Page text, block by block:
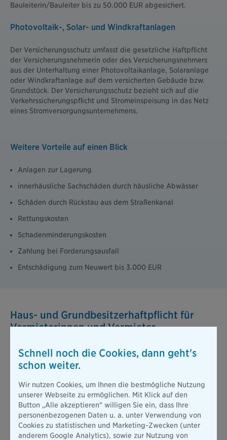
Bauleiterin/Bauleiter bis zu 50.000 EUR abgesichert.
Photovoltaik-, Solar- und Windkraftanlagen
Der Versicherungsschutz umfasst die gesetzliche Haftpflicht
der Versicherungsnehmerin oder des Versicherungsnehmers
aus der Unterhaltung einer Photovoltaikanlage, Solaranlage
oder Windkraftanlage auf dem versicherten Gebäude bzw.
Grundstück. Der Versicherungsschutz bezieht sich auf die
Verkehrssicherungspflicht und Stromeinspeisung in das Netz
eines Stromversorgungsunternehmens.
Weitere Vorteile auf einen Blick
Anlagen zur Lagerung
innerhäusliche Sachschäden durch häusliche Abwässer
Schäden durch Rückstau aus dem Straßenkanal
Rettungskosten
Schadenminderungskosten
Zahlung bei Forderungsausfall
Entschädigung zum Neuwert bis 3.000 EUR
Haus- und Grundbesitzerhaftpflicht für
Vermieterinnen und Vermieter
Hälfte der Bevölkerung wohnt zur Miete (Quelle:Statistisches
Bundesamt ). Wer als Eigentümer Wohnraum vermietet, trägt
dazu verpflichtet, dafür zu sorgen, dass Mieter,
Besucherinnen und Passanten Ihr Gebäude und Grundstück
sicher betreten und verlassen können.Mit der Haus- und
Grundbesitzerhaftpflicht sind Sie als Vermieter oder
Vermieterin umfassend geschützt: bei Personen-, Sach- und
Vermögensschäden, die im Zusammenhang mit Ihrem
Schnell noch die Cookies, dann geht's
schon weiter.
Wir nutzen Cookies, um Ihnen die bestmögliche Nutzung
unserer Webseite zu ermöglichen. Mit Klick auf den
Button „Alle akzeptieren" willigen Sie ein, dass Ihre
personenbezogenen Daten u. a. unter Verwendung von
Cookies zu statistischen und Marketing-Zwecken (unter
anderem Google Analytics), sowie zur Nutzung von